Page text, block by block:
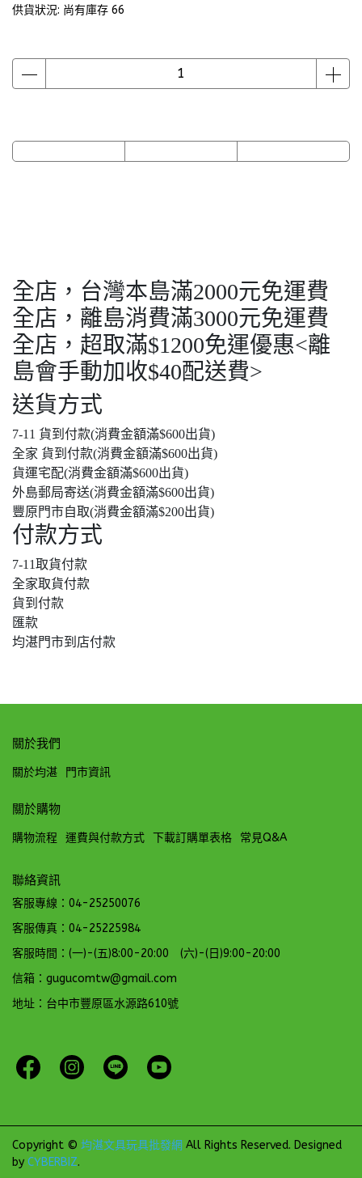
供貨狀況: 尚有庫存 66
全店，台灣本島滿2000元免運費
全店，離島消費滿3000元免運費
全店，超取滿$1200免運優惠<離
島會手動加收$40配送費>
送貨方式
7-11 貨到付款(消費金額滿$600出貨)
全家 貨到付款(消費金額滿$600出貨)
貨運宅配(消費金額滿$600出貨)
外島郵局寄送(消費金額滿$600出貨)
豐原門市自取(消費金額滿$200出貨)
付款方式
7-11取貨付款
全家取貨付款
貨到付款
匯款
均湛門市到店付款
關於我們
關於均湛 門市資訊
關於購物
購物流程 運費與付款方式 下載訂購單表格 常見Q&A
聯絡資訊
客服專線：04-25250076
客服傳真：04-25225984
客服時間：(一)-(五)8:00-20:00 (六)-(日)9:00-20:00
信箱：gugucomtw@gmail.com
地址：台中市豐原區水源路610號
Copyright © 均湛文具玩具批發網 All Rights Reserved. Designed
by CYBERBIZ.